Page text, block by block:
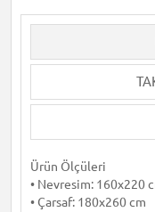
Ürün Ölçüleri
• Nevresim: 160x220
• Çarsaf: 180x260 cm